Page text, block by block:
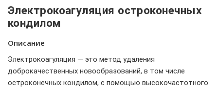
Электрокоагуляция остроконечных
кондилом
Описание
Электрокоагуляция — это метод удаления
доброкачественных новообразований, в том числе
остроконечных кондилом, с помощью высокочастотного